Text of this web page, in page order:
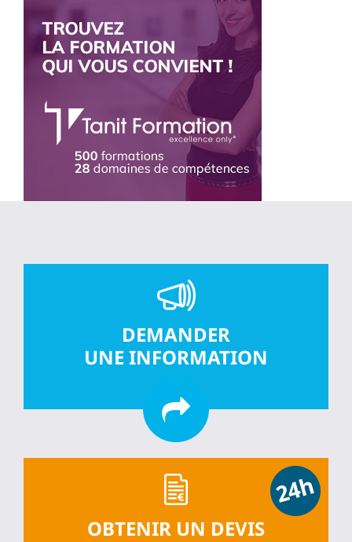
DEMANDER
UNE INFORMATION
OBTENIR UN DEVIS